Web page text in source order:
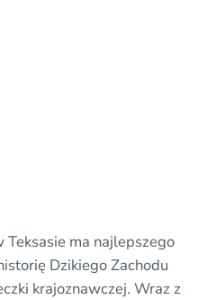
ma najlepszego
Dzikiego Zachodu
krajoznawczej. Wraz z